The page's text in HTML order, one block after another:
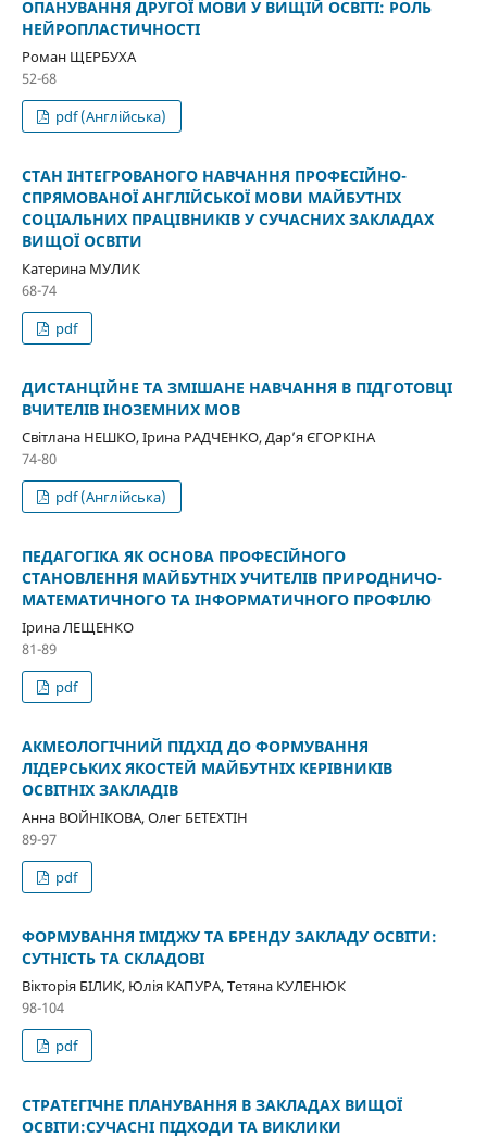
ОПАНУВАННЯ ДРУГОЇ МОВИ У ВИЩІЙ ОСВІТІ: РОЛЬ
НЕЙРОПЛАСТИЧНОСТІ
Роман ЩЕРБУХА
52-68
pdf (Англійська)
СТАН ІНТЕГРОВАНОГО НАВЧАННЯ ПРОФЕСІЙНО-
СПРЯМОВАНОЇ АНГЛІЙСЬКОЇ МОВИ МАЙБУТНІХ
СОЦІАЛЬНИХ ПРАЦІВНИКІВ У СУЧАСНИХ ЗАКЛАДАХ
ВИЩОЇ ОСВІТИ
Катерина МУЛИК
68-74
pdf
ДИСТАНЦІЙНЕ ТА ЗМІШАНЕ НАВЧАННЯ В ПІДГОТОВЦІ
ВЧИТЕЛІВ ІНОЗЕМНИХ МОВ
Світлана НЕШКО, Ірина РАДЧЕНКО, Дар’я ЄГОРКІНА
74-80
pdf (Англійська)
ПЕДАГОГІКА ЯК ОСНОВА ПРОФЕСІЙНОГО
СТАНОВЛЕННЯ МАЙБУТНІХ УЧИТЕЛІВ ПРИРОДНИЧО-
МАТЕМАТИЧНОГО ТА ІНФОРМАТИЧНОГО ПРОФІЛЮ
Ірина ЛЕЩЕНКО
81-89
pdf
АКМЕОЛОГІЧНИЙ ПІДХІД ДО ФОРМУВАННЯ
ЛІДЕРСЬКИХ ЯКОСТЕЙ МАЙБУТНІХ КЕРІВНИКІВ
ОСВІТНІХ ЗАКЛАДІВ
Анна ВОЙНІКОВА, Олег БЕТЕХТІН
89-97
pdf
ФОРМУВАННЯ ІМІДЖУ ТА БРЕНДУ ЗАКЛАДУ ОСВІТИ:
СУТНІСТЬ ТА СКЛАДОВІ
Вікторія БІЛИК, Юлія КАПУРА, Тетяна КУЛЕНЮК
98-104
pdf
СТРАТЕГІЧНЕ ПЛАНУВАННЯ В ЗАКЛАДАХ ВИЩОЇ
ОСВІТИ:СУЧАСНІ ПІДХОДИ ТА ВИКЛИКИ